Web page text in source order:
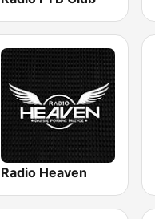
Radio Heaven